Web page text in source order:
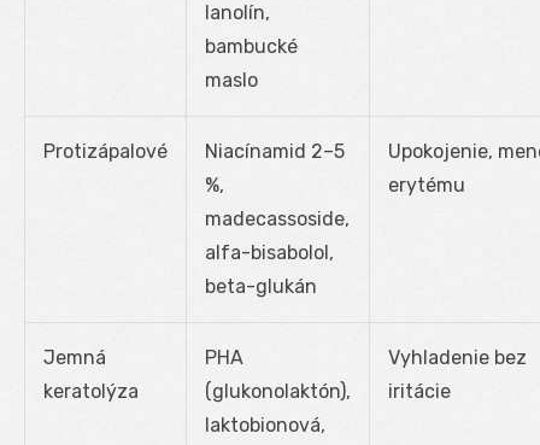
lanolín,
bambucké
maslo
Protizápalové
Niacínamid 2–5
%,
madecassoside,
alfa-bisabolol,
beta-glukán
Upokojenie,
erytému
Jemná
keratolýza
PHA
(glukonolaktón),
laktobionová,
Vyhladenie bez
iritácie